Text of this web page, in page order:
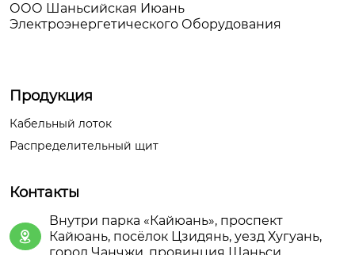
ООО Шаньсийская Июань
Электроэнергетического Оборудования
Продукция
Кабельный лоток
Распределительный щит
Контакты

Внутри парка «Кайюань», проспект
Кайюань, посёлок Цзидянь, уезд Хугуань,